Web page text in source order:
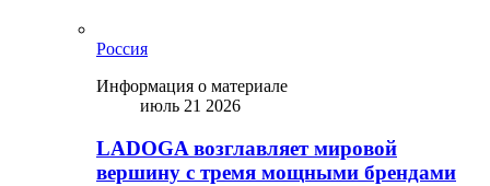
Россия
Информация о материале
июль 21 2026
LADOGA возглавляет мировой
вершину с тремя мощными брендами